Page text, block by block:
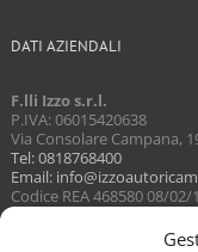
DATI AZIENDALI
F.lli Izzo s.r.l.
P.IVA: 06015420638
Via Consolare Campana,
Tel: 0818768400
Email:
Codice REA 468580 08/02/
Capitale sociale 3098,74